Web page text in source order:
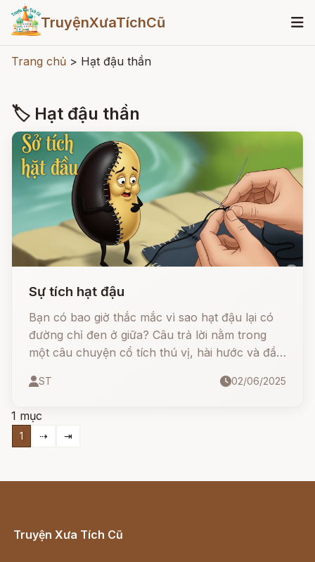
TruyệnXưaTíchCũ
Trang chủ > Hạt đậu thần
🏷 Hạt đậu thần
Sự tích hạt đậu
Bạn có bao giờ thắc mắc vì sao hạt đậu lại có
đường chỉ đen ở giữa? Câu trả lời nằm trong
một câu chuyện cổ tích thú vị, hài hước và đầy
ST 02/06/2025
1 mục
1 ⇢ ⇥
Truyện Xưa Tích Cũ